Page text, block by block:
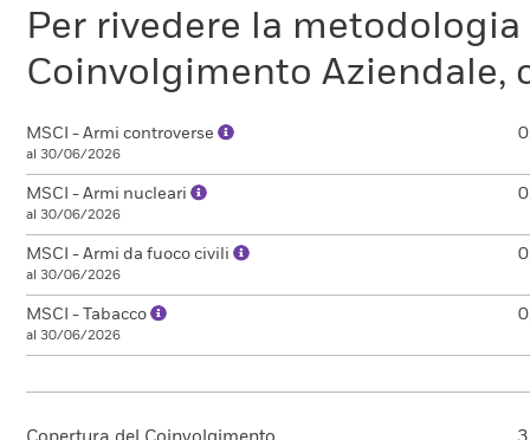
Per rivedere la
Coinvolgimento Aziendale,
MSCI - Armi controverse
al 30/06/2026
MSCI - Armi nucleari
al 30/06/2026
MSCI - Armi da fuoco civili
al 30/06/2026
MSCI - Tabacco
al 30/06/2026